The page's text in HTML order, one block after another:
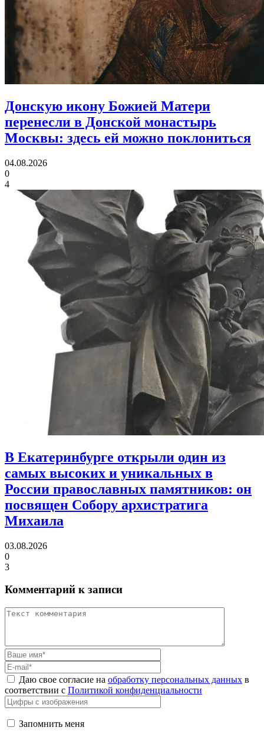
Донскую икону Божией Матери
перенесли в Донской монастырь
Москвы: здесь ей можно поклониться
04.08.2026
0
4
В Екатеринбурге открыли один из
самых высоких и уникальных в
России православных памятников: он
посвящен Собору архистратига
Михаила
03.08.2026
0
3
Комментарий к записи
Даю свое согласие на обработку персональных данных в
соответствии с Политикой конфиденциальности
Запомнить меня